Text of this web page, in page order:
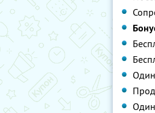
Один